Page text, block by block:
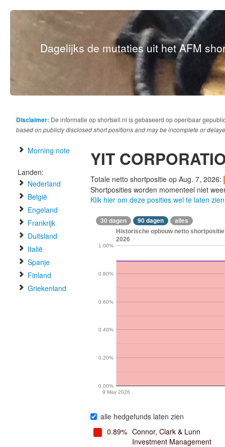
Dagelijks de mutaties uit het AFM
Disclaimer: De informatie op shortsell.nl is gebaseerd op openbaar
based on publicly disclosed short positions and may be incomplete or
Morning note
Landen:
Nederland
België
Engeland
Frankrijk
Duitsland
Italië
Spanje
Finland
Griekenland
YIT
Totale netto shortpositie op Aug. 7, 2026:
Shortposities worden momenteel niet
Klik hier om deze posities wel te laten zien
30 dagen 90 dagen alles
Historische opbouw netto shortpositie
2026
9 May 2026
0.00%
0.20%
0.40%
0.60%
0.80%
1.00%
alle hedgefunds laten zien
0.89% Connor, Clark & Lunn
Investment Management